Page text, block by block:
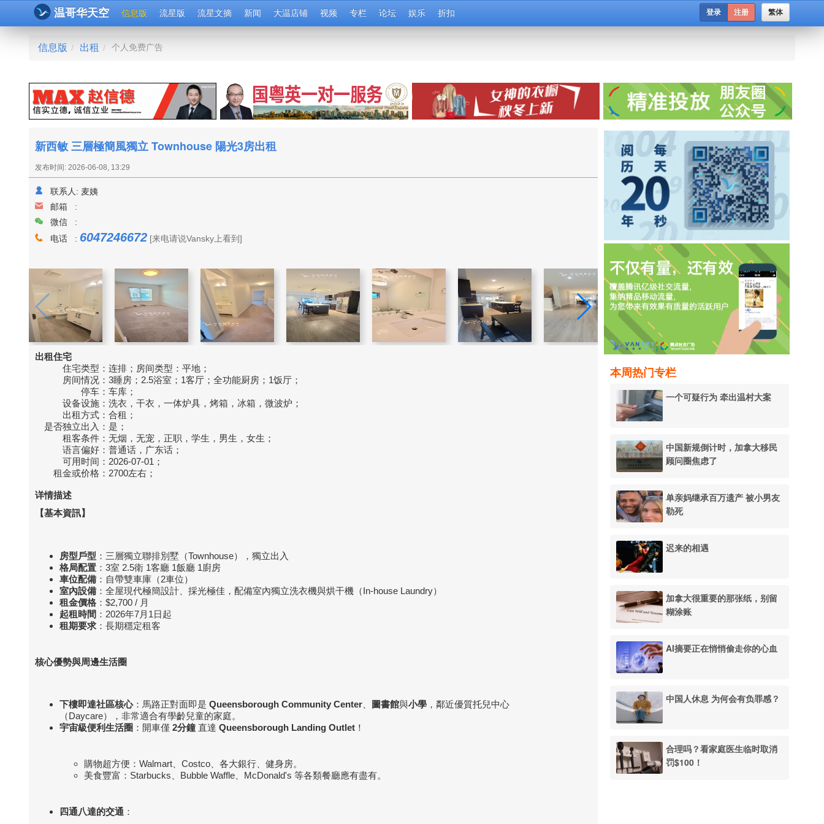
温哥华天空 信息版 流星版 流星文摘 新闻 大温店铺 视频 专栏 论坛 娱乐 折扣 繁体
登录 注册
信息版 / 出租 / 个人免费广告
本周热门专栏
一个可疑行为 牵出温村大案
中国新规倒计时，加拿大移民
顾问圈焦虑了
单亲妈继承百万遗产 被小男友
勒死
迟来的相遇
加拿大很重要的那张纸，别留
糊涂账
AI摘要正在悄悄偷走你的心血
中国人休息 为何会有负罪感？
合理吗？看家庭医生临时取消
罚$100！
新西敏 三層極簡風獨立 Townhouse 陽光3房出租
发布时间: 2026-06-08, 13:29
联系人: 麦姨
邮箱 :
微信 :
电话 : 6047246672 [来电请说Vansky上看到]
出租住宅
住宅类型： 连排；房间类型：平地；
房间情况： 3睡房；2.5浴室；1客厅；全功能厨房；1饭厅；
停车： 车库；
设备设施： 洗衣，干衣，一体炉具，烤箱，冰箱，微波炉；
出租方式： 合租；
是否独立出入： 是；
租客条件： 无烟，无宠，正职，学生，男生，女生；
语言偏好： 普通话，广东话；
可用时间： 2026-07-01；
租金或价格： 2700左右；
详情描述
【基本資訊】
房型戶型 ：三層獨立聯排別墅（Townhouse），獨立出入
格局配置 ：3室 2.5衛 1客廳 1飯廳 1廚房
車位配備 ：自帶雙車庫（2車位）
室內設備 ：全屋現代極簡設計、採光極佳，配備室內獨立洗衣機與烘干機（In-house Laundry）
租金價格 ：$2,700 / 月
起租時間 ：2026年7月1日起
租期要求 ：長期穩定租客
核心優勢與周邊生活圈
下樓即達社區核心：馬路正對面即是 Queensborough Community Center 圖書館與小學 ，鄰近優質托兒中心
（Daycare），非常適合有學齡兒童的家庭。
宇宙級便利生活圈 ：開車僅 2分鐘 直達 Queensborough Landing Outlet ！
購物超方便：Walmart、Costco、各大銀行、健身房。
美食豐富：Starbucks、Bubble Waffle、McDonald's 等各類餐廳應有盡有。
四通八達的交通 ：